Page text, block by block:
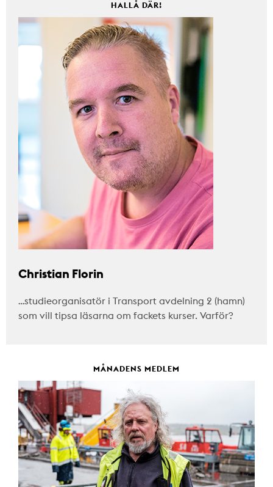
HALLÅ DÄR!
Christian Florin
…studieorganisatör i Transport avdelning 2 (hamn)
som vill tipsa läsarna om fackets kurser. Varför?
MÅNADENS MEDLEM